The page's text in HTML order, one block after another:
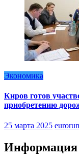
Экономика
Киров готов
приобретению
25 марта 2025
Информация